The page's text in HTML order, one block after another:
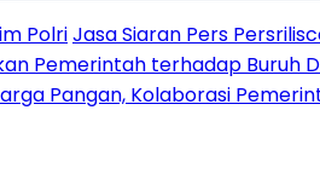
PolriJasa Siaran Pers
Pemerintah terhadap Buruh
Pangan, Kolaborasi